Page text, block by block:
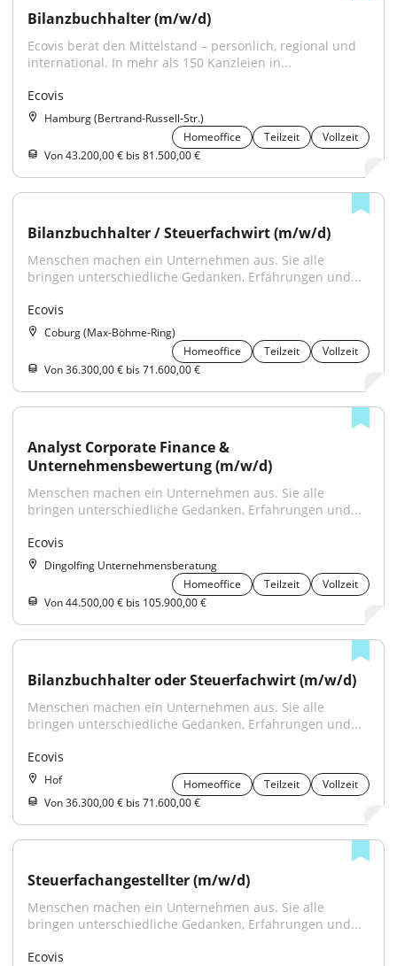
Bilanzbuchhalter (m/w/d)
Ecovis berät den Mittelstand – persönlich, regional und
international. In mehr als 150 Kanzleien in...
Ecovis
Hamburg (Bertrand-Russell-Str.)
Homeoffice
Teilzeit
Vollzeit
Von 43.200,00 € bis 81.500,00 €
Bilanzbuchhalter / Steuerfachwirt (m/w/d)
Menschen machen ein Unternehmen aus. Sie alle
bringen unterschiedliche Gedanken, Erfahrungen und...
Ecovis
Coburg (Max-Böhme-Ring)
Homeoffice
Teilzeit
Vollzeit
Von 36.300,00 € bis 71.600,00 €
Analyst Corporate Finance &
Unternehmensbewertung (m/w/d)
Menschen machen ein Unternehmen aus. Sie alle
bringen unterschiedliche Gedanken, Erfahrungen und...
Ecovis
Dingolfing Unternehmensberatung
Homeoffice
Teilzeit
Vollzeit
Von 44.500,00 € bis 105.900,00 €
Bilanzbuchhalter oder Steuerfachwirt (m/w/d)
Menschen machen ein Unternehmen aus. Sie alle
bringen unterschiedliche Gedanken, Erfahrungen und...
Ecovis
Hof Homeoffice Teilzeit
Vollzeit
Von 36.300,00 € bis 71.600,00 €
Steuerfachangestellter (m/w/d)
Menschen machen ein Unternehmen aus. Sie alle
bringen unterschiedliche Gedanken, Erfahrungen und...
Ecovis